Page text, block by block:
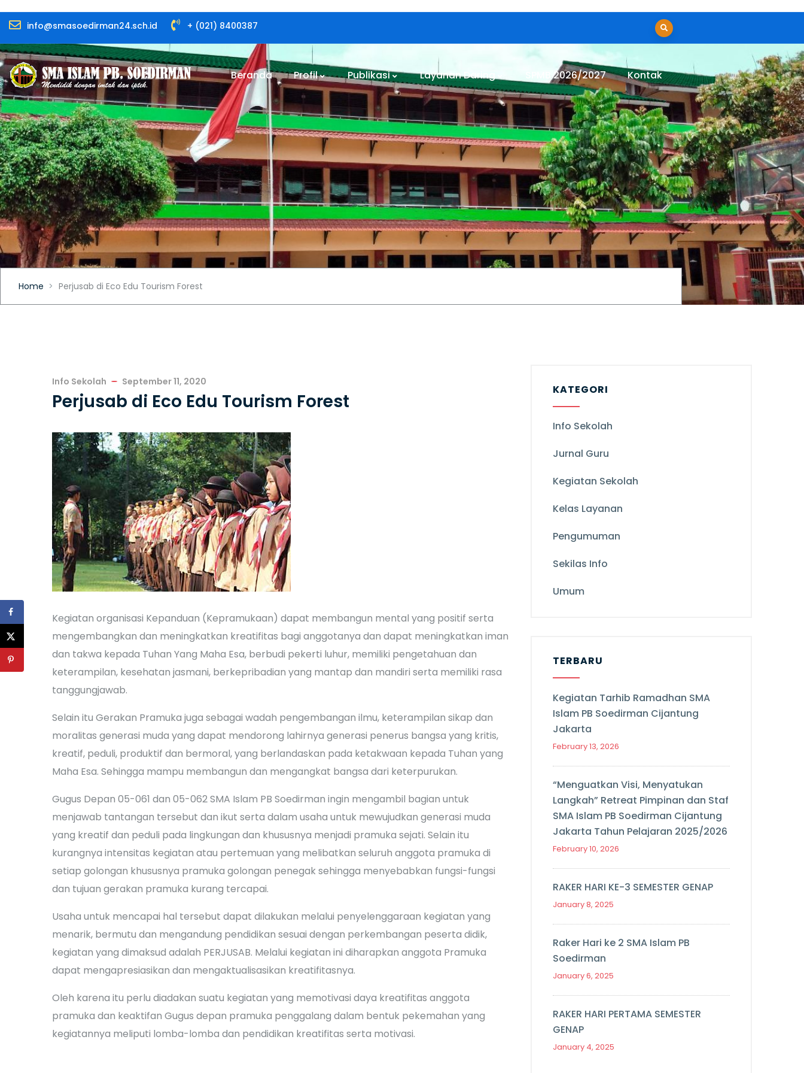
info@smasoedirman24.sch.id + (021) 8400387
Beranda Profil Publikasi Layanan Daring SPMB 2026/2027 Kontak
Home Perjusab di Eco Edu Tourism Forest
Info Sekolah September 11, 2020
Perjusab di Eco Edu Tourism Forest
Kegiatan organisasi Kepanduan (Kepramukaan) dapat membangun mental yang positif serta
mengembangkan dan meningkatkan kreatifitas bagi anggotanya dan dapat meningkatkan iman
dan takwa kepada Tuhan Yang Maha Esa, berbudi pekerti luhur, memiliki pengetahuan dan
keterampilan, kesehatan jasmani, berkepribadian yang mantap dan mandiri serta memiliki rasa
tanggungjawab.
Selain itu Gerakan Pramuka juga sebagai wadah pengembangan ilmu, keterampilan sikap dan
moralitas generasi muda yang dapat mendorong lahirnya generasi penerus bangsa yang kritis,
kreatif, peduli, produktif dan bermoral, yang berlandaskan pada ketakwaan kepada Tuhan yang
Maha Esa. Sehingga mampu membangun dan mengangkat bangsa dari keterpurukan.
Gugus Depan 05-061 dan 05-062 SMA Islam PB Soedirman ingin mengambil bagian untuk
menjawab tantangan tersebut dan ikut serta dalam usaha untuk mewujudkan generasi muda
yang kreatif dan peduli pada lingkungan dan khususnya menjadi pramuka sejati. Selain itu
kurangnya intensitas kegiatan atau pertemuan yang melibatkan seluruh anggota pramuka di
setiap golongan khususnya pramuka golongan penegak sehingga menyebabkan fungsi-fungsi
dan tujuan gerakan pramuka kurang tercapai.
Usaha untuk mencapai hal tersebut dapat dilakukan melalui penyelenggaraan kegiatan yang
menarik, bermutu dan mengandung pendidikan sesuai dengan perkembangan peserta didik,
kegiatan yang dimaksud adalah PERJUSAB. Melalui kegiatan ini diharapkan anggota Pramuka
dapat mengapresiasikan dan mengaktualisasikan kreatifitasnya.
Oleh karena itu perlu diadakan suatu kegiatan yang memotivasi daya kreatifitas anggota
pramuka dan keaktifan Gugus depan pramuka penggalang dalam bentuk pekemahan yang
kegiatannya meliputi lomba-lomba dan pendidikan kreatifitas serta motivasi.
KATEGORI
Info Sekolah
Jurnal Guru
Kegiatan Sekolah
Kelas Layanan
Pengumuman
Sekilas Info
Umum
TERBARU
Kegiatan Tarhib Ramadhan SMA
Islam PB Soedirman Cijantung
Jakarta
February 13, 2026
“Menguatkan Visi, Menyatukan
Langkah” Retreat Pimpinan dan Staf
SMA Islam PB Soedirman Cijantung
Jakarta Tahun Pelajaran 2025/2026
February 10, 2026
RAKER HARI KE-3 SEMESTER GENAP
January 8, 2025
Raker Hari ke 2 SMA Islam PB
Soedirman
January 6, 2025
RAKER HARI PERTAMA SEMESTER
GENAP
January 4, 2025